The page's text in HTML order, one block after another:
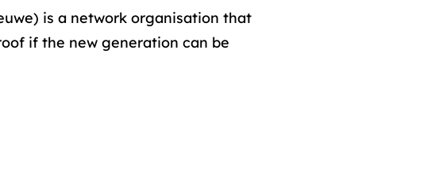
is a network organisation that
if the new generation can be